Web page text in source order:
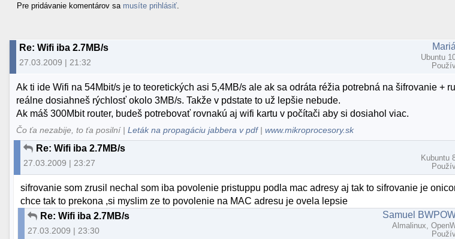
Pre pridávanie komentárov sa musíte prihlásiť
Re: Wifi iba 2.7MB/s
27.03.2009 | 21:32
Ubuntu
Ak ti ide Wifi na 54Mbit/s je to teoretických asi 5,4MB/s ale ak sa odráta réžia potrebná na šifrovanie +
reálne dosiahneš rýchlosť okolo 3MB/s. Takže v pdstate to už lepšie nebude.
Ak máš 300Mbit router, budeš potrebovať rovnakú aj wifi kartu v počítači aby si dosiahol viac.
Čo ťa nezabije, to ťa posilní |Leták na propagáciu jabbera v pdf|www.mikroprocesory.sk
Re: Wifi iba 2.7MB/s
27.03.2009 | 23:27
Kubuntu
sifrovanie som zrusil nechal som iba povolenie pristuppu podla mac adresy aj tak to sifrovanie je
chce tak to prekona ,si myslim ze to povolenie na MAC adresu je ovela lepsie
Re: Wifi iba 2.7MB/s
27.03.2009 | 23:30
Samuel
Almalinux,